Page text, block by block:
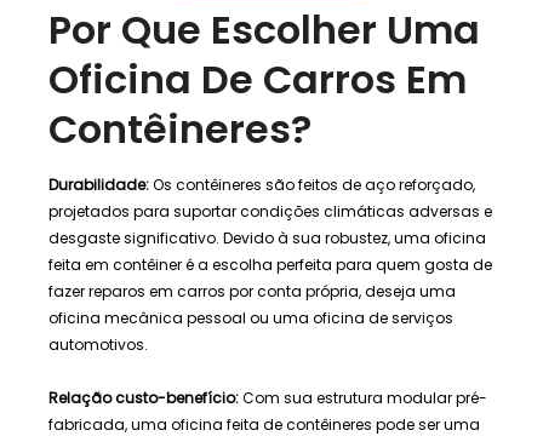
Por Que Escolher Uma
Oficina De Carros Em
Contêineres?
Durabilidade:Os contêineres são feitos de aço reforçado,
projetados para suportar condições climáticas adversas e
desgaste significativo. Devido à sua robustez, uma oficina
feita em contêiner é a escolha perfeita para quem gosta de
fazer reparos em carros por conta própria, deseja uma
oficina mecânica pessoal ou uma oficina de serviços
automotivos.
Relação custo-benefício:Com sua estrutura modular pré-
fabricada, uma oficina feita de contêineres pode ser uma